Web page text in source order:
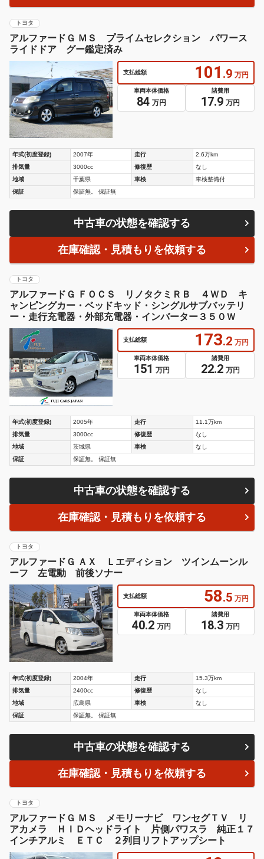
トヨタ
アルファードＧ ＭＳ プライムセレクション パワース
ライドドア グー鑑定済み
支払総額 101 .9 万円
車両本体価格
84 万円
諸費用
17.9 万円
年式(初度登録) 2007年 走行
2.6万km
排気量
3000cc 修復歴
なし
地域
千葉県 車検
車検整備付
保証
保証無。 保証無
中古車の状態を確認する
在庫確認・見積もりを依頼する
トヨタ
アルファードＧ ＦＯＣＳ リノタクミＲＢ ４ＷＤ キ
ャンピングカー・ベッドキッド・シングルサブバッテリ
ー・走行充電器・外部充電器・インバーター３５０Ｗ
支払総額 173.2 万円
車両本体価格
151 万円
諸費用
22.2 万円
年式(初度登録) 2005年 走行
11.1万km
排気量
3000cc 修復歴
なし
地域
茨城県 車検
なし
保証
保証無。 保証無
中古車の状態を確認する
在庫確認・見積もりを依頼する
トヨタ
アルファードＧ ＡＸ Ｌエディション ツインムーンル
ーフ 左電動 前後ソナー
支払総額 58.5 万円
車両本体価格
40.2 万円
諸費用
18.3 万円
年式(初度登録) 2004年 走行
15.3万km
排気量
2400cc 修復歴
なし
地域
広島県 車検
なし
保証
保証無。 保証無
中古車の状態を確認する
在庫確認・見積もりを依頼する
トヨタ
アルファードＧ ＭＳ メモリーナビ ワンセグＴＶ リ
アカメラ ＨＩＤヘッドライト 片側パワスラ 純正１７
インチアルミ ＥＴＣ ２列目リフトアップシート